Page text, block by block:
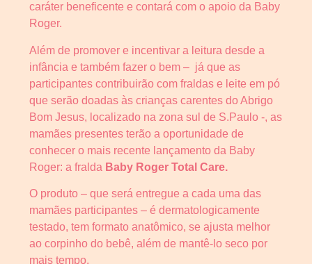
caráter beneficente e contará com o apoio da Baby
Roger.
Além de promover e incentivar a leitura desde a
infância e também fazer o bem – já que as
participantes contribuirão com fraldas e leite em pó
que serão doadas às crianças carentes do Abrigo
Bom Jesus, localizado na zona sul de S.Paulo -, as
mamães presentes terão a oportunidade de
conhecer o mais recente lançamento da Baby
Roger: a fralda Baby Roger Total Care.
O produto – que será entregue a cada uma das
mamães participantes – é dermatologicamente
testado, tem formato anatômico, se ajusta melhor
ao corpinho do bebê, além de mantê-lo seco por
mais tempo.